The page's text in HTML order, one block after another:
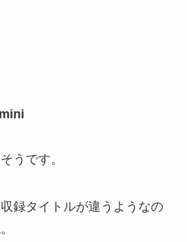
うです。
録タイトルが違うようなの